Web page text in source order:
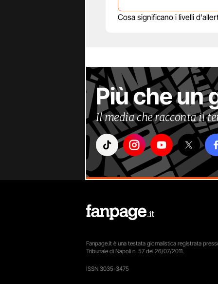
Cosa significano i livelli
Più che un
Il media che racconta il
Fanpage.it è una testata giornalistica registrata
Tribunale di Napoli n. 57 del 26/07/2011.
ISSN 3035-3475